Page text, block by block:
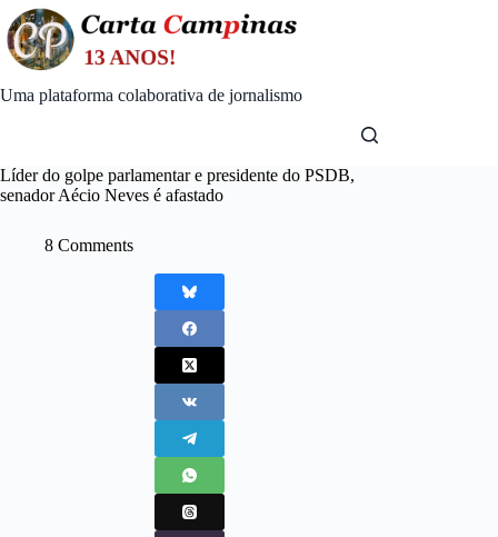
Skip
to
content
Uma plataforma colaborativa de jornalismo
Líder do golpe parlamentar e presidente do PSDB,
senador Aécio Neves é afastado
8 Comments